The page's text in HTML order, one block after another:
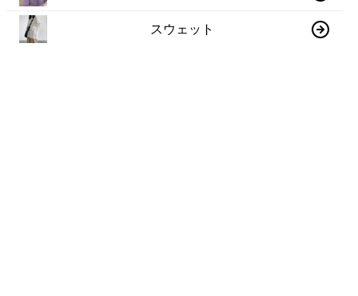
スウェット